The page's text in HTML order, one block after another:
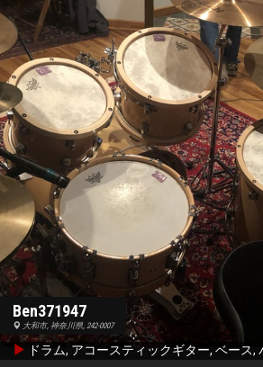
Ben371947
大和市, 神奈川県, 242-0007
ドラム, アコースティックギター, ベース,